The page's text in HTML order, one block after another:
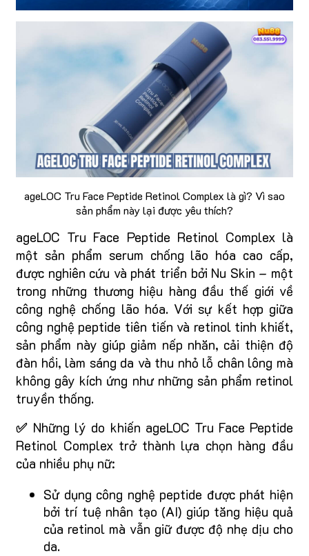
ageLOC Tru Face Peptide Retinol Complex là gì? Vì sao
sản phẩm này lại được yêu thích?
ageLOC Tru Face Peptide Retinol Complex là
một sản phẩm serum chống lão hóa cao cấp,
được nghiên cứu và phát triển bởi Nu Skin – một
trong những thương hiệu hàng đầu thế giới về
công nghệ chống lão hóa. Với sự kết hợp giữa
công nghệ peptide tiên tiến và retinol tinh khiết,
sản phẩm này giúp giảm nếp nhăn, cải thiện độ
đàn hồi, làm sáng da và thu nhỏ lỗ chân lông mà
không gây kích ứng như những sản phẩm retinol
truyền thống.
✅ Những lý do khiến ageLOC Tru Face Peptide
Retinol Complex trở thành lựa chọn hàng đầu
của nhiều phụ nữ:
Sử dụng công nghệ peptide được phát hiện
bởi trí tuệ nhân tạo (AI) giúp tăng hiệu quả
của retinol mà vẫn giữ được độ nhẹ dịu cho
da.